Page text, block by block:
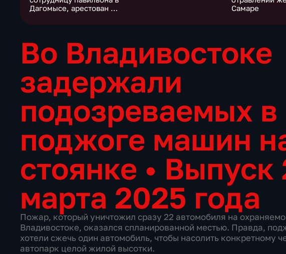
Дагомысе, арестован на
Самаре
Во Владивостоке
задержали
подозреваемых в
поджоге машин
стоянке • Выпуск
марта 2025 года
Пожар, который уничтожил сразу 22 автомобиля на
Владивостоке, оказался спланированной местью. Правда,
хотели сжечь один автомобиль, чтобы насолить конкретному
автопарк целой жилой высотки.